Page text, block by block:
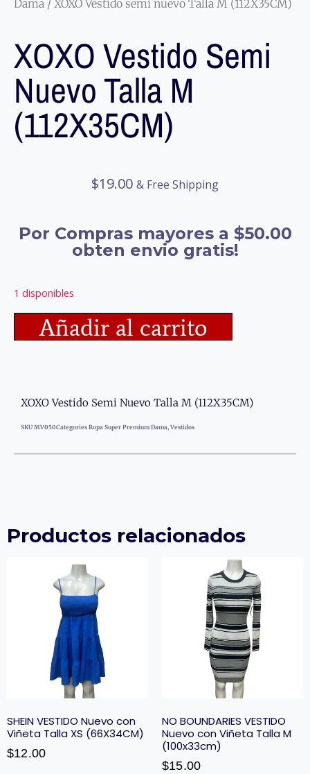
Dama / XOXO Vestido semi nuevo Talla M (112X35CM)
XOXO Vestido Semi
Nuevo Talla M
(112X35CM)
$19.00 & Free Shipping
Por Compras mayores a $50.00
obten envio gratis!
1 disponibles
Añadir al carrito
XOXO Vestido Semi Nuevo Talla M (112X35CM)
SKU MV050Categories Ropa Super Premium Dama, Vestidos
Productos relacionados
SHEIN VESTIDO Nuevo con
Viñeta Talla XS (66X34CM)
$12.00
NO BOUNDARIES VESTIDO
Nuevo con Viñeta Talla M
(100x33cm)
$15.00